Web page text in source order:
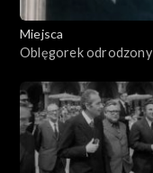
Miejsca
Oblęgorek odrodzony